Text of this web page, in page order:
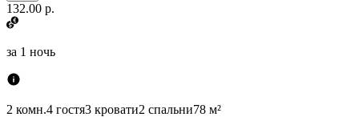
132.00 р.
за 1 ночь
2 комн.4 гостя3 кровати2 спальни78 м²